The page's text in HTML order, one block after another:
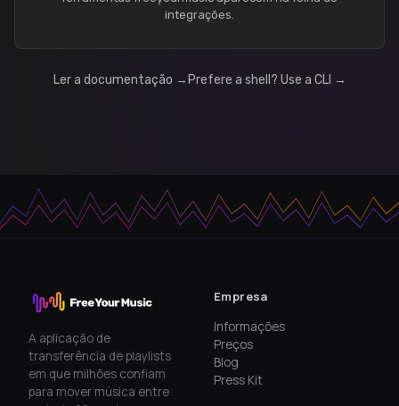
integrações.
Ler a documentação → Prefere a shell? Use a CLI →
A aplicação de
transferência de playlists
em que milhões confiam
para mover música entre
Empresa
Informações
Preços
Blog
Press Kit